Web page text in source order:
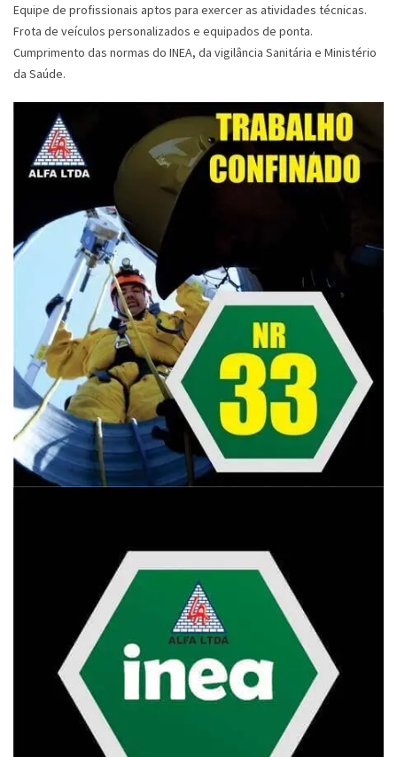
Equipe de profissionais aptos para exercer as atividades técnicas.
Frota de veículos personalizados e equipados de ponta.
Cumprimento das normas do INEA, da vigilância Sanitária e Ministério
da Saúde.